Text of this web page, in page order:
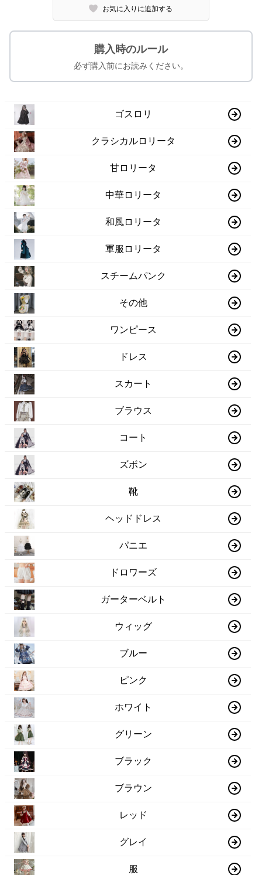
お気に入りに追加する
購入時のルール
必ず購入前にお読みください。
ゴスロリ
クラシカルロリータ
甘ロリータ
中華ロリータ
和風ロリータ
軍服ロリータ
スチームパンク
その他
ワンピース
ドレス
スカート
ブラウス
コート
ズボン
靴
ヘッドドレス
パニエ
ドロワーズ
ガーターベルト
ウィッグ
ブルー
ピンク
ホワイト
グリーン
ブラック
ブラウン
レッド
グレイ
服